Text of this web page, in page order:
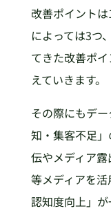
改善ポイント
によっては3つ
てきた改善ポ
えていきます。
その際にもデ
知・集客不足
伝やメディア
等メディアを
認知度向上」が